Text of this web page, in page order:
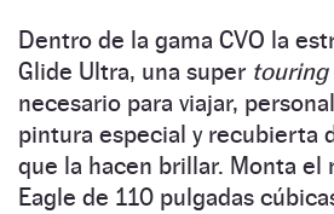
Dentro de la gama CVO la
Glide Ultra, una super touring
necesario para viajar,
pintura especial y recubierta
que la hacen brillar. Monta el
Eagle de 110 pulgadas